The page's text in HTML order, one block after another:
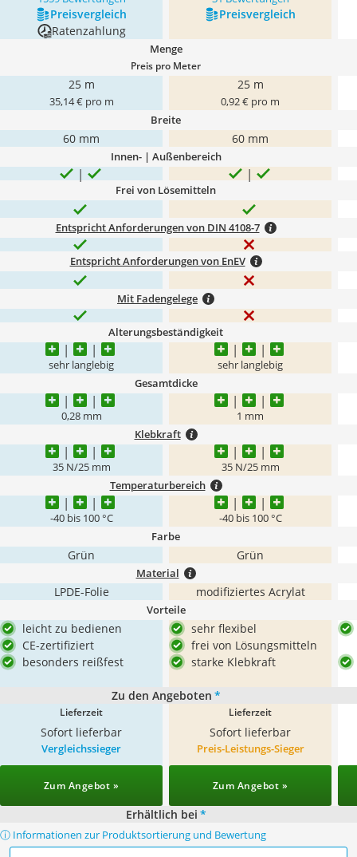
Preis­vergleich
Preis­vergleich
Ratenzahlung
Menge
Preis pro Meter
25 m
35,14 € pro m
25 m
0,92 € pro m
Breite
60 mm 60 mm
Innen- | Außenbereich
Frei von Lösemitteln
Entspricht Anforderungen von DIN 4108-7
Entspricht Anforderungen von EnEV
Mit Fadengelege
Alterungsbeständigkeit
sehr langlebig sehr langlebig
Gesamtdicke
0,28 mm 1 mm
Klebkraft
35 N/25 mm 35 N/25 mm
Temperaturbereich
-40 bis 100 °C -40 bis 100 °C
Farbe
Grün Grün
Material
LPDE-Folie modifiziertes Acrylat
Vorteile
leicht zu bedienen
CE-zertifiziert
besonders reißfest
sehr flexibel
frei von Lösungsmitteln
starke Klebkraft
Zu den Angeboten *
Lieferzeit
Sofort lieferbar
Lieferzeit
Sofort lieferbar
Vergleichssieger
Zum Angebot »
Preis-Leistungs-Sieger
Zum Angebot »
Erhältlich bei *
ⓘ Informationen zur Produktsortierung und Bewertung